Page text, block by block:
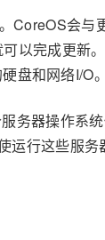
会
以完成更新
盘和网络I/O。
器操作系
行这些服